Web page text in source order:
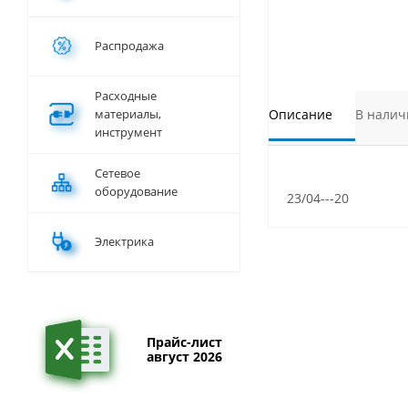
Описание В
23/04---20
Распродажа
Расходные
материалы,
инструмент
Сетевое
оборудование
Электрика
Прайс-лист
август 2026